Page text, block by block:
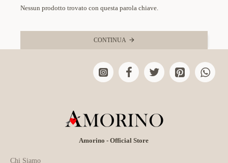
Nessun prodotto trovato con questa parola chiave.
CONTINUA
Amorino - Official Store
Chi Siamo